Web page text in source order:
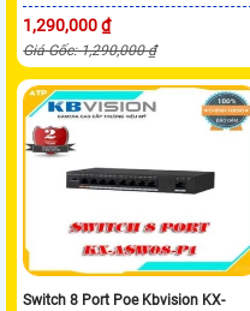
1,290,000 ₫
Giá Gốc: 1,290,000 ₫
Switch 8 Port Poe Kbvision KX-